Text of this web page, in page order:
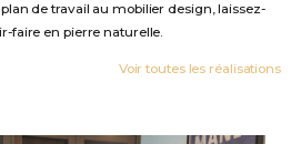
de travail au mobilier design, laissez-
faire en pierre naturelle.
Voir toutes les réalisations